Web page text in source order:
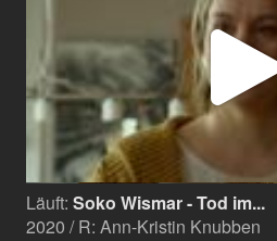
Läuft: Soko Wismar - Tod im...
2020 / R: Ann-Kristin Knubben